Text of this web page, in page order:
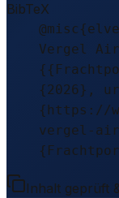
BibTeX
Vergel
{2026},
{https://
vergel-
Inhalt geprüft